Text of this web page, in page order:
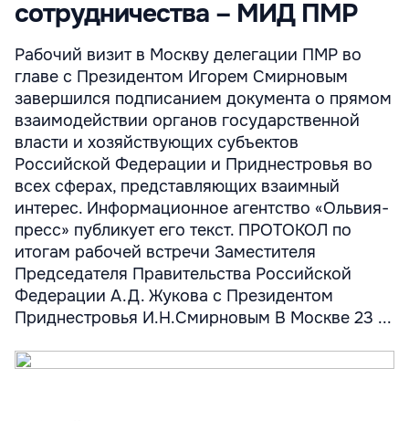
сотрудничества – МИД ПМР
Рабочий визит в Москву делегации ПМР во
главе с Президентом Игорем Смирновым
завершился подписанием документа о прямом
взаимодействии органов государственной
власти и хозяйствующих субъектов
Российской Федерации и Приднестровья во
всех сферах, представляющих взаимный
интерес. Информационное агентство «Ольвия-
пресс» публикует его текст. ПРОТОКОЛ по
итогам рабочей встречи Заместителя
Председателя Правительства Российской
Федерации А.Д. Жукова с Президентом
Приднестровья И.Н.Смирновым В Москве 23 ...